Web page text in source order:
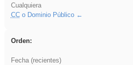
Cualquiera
CCo Dominio Público
Orden:
Fecha (recientes)